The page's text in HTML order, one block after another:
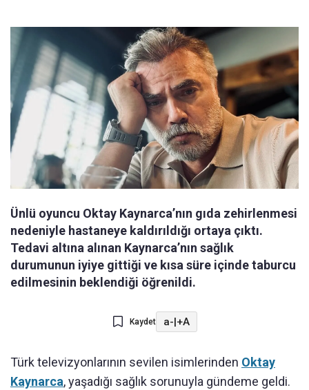
Ünlü oyuncu Oktay Kaynarca’nın gıda zehirlenmesi
nedeniyle hastaneye kaldırıldığı ortaya çıktı.
Tedavi altına alınan Kaynarca’nın sağlık
durumunun iyiye gittiği ve kısa süre içinde taburcu
edilmesinin beklendiği öğrenildi.
Kaydet a-|+A
Türk televizyonlarının sevilen isimlerinden Oktay
Kaynarca, yaşadığı sağlık sorunuyla gündeme geldi.